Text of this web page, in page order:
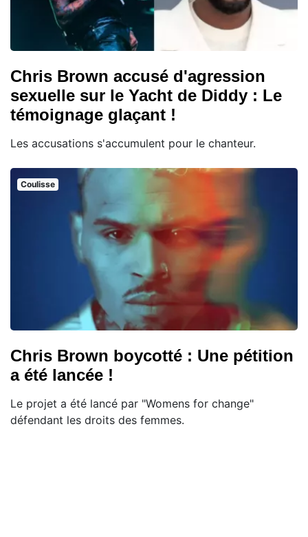
Chris Brown accusé d'agression
sexuelle sur le Yacht de Diddy : Le
témoignage glaçant !
Les accusations s'accumulent pour le chanteur.
Coulisse
Chris Brown boycotté : Une pétition
a été lancée !
Le projet a été lancé par "Womens for change"
défendant les droits des femmes.